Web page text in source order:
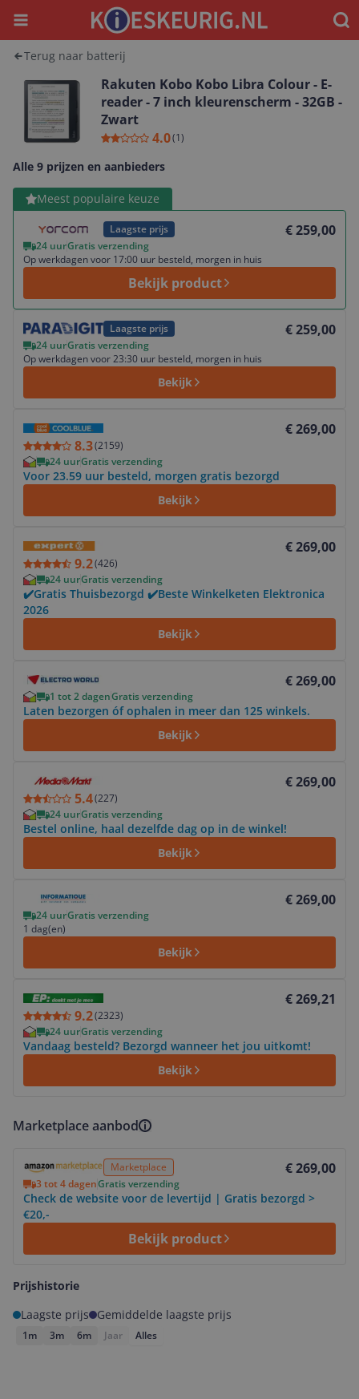
Menu
Terug naar batterij
Rakuten Kobo Kobo Libra Colour - E-
reader - 7 inch kleurenscherm - 32GB -
Zwart
4.0(1)
Alle 9 prijzen en aanbieders
Meest populaire keuze
Laagste prijs € 259,00
24 uurGratis verzending
Op werkdagen voor 17:00 uur besteld, morgen in huis
Bekijk product
Bekijk product
Laagste prijs € 259,00
24 uurGratis verzending
Op werkdagen voor 23:30 uur besteld, morgen in huis
Bekijk
Bekijk product
8.3(2159)
€ 269,00
24 uurGratis verzending
Voor 23.59 uur besteld, morgen gratis bezorgd
Bekijk
9.2(426)
€ 269,00
24 uurGratis verzending
✔️Gratis Thuisbezorgd ✔️Beste Winkelketen Elektronica
2026
Bekijk
€ 269,00
1 tot 2 dagenGratis verzending
Laten bezorgen óf ophalen in meer dan 125 winkels.
Bekijk
5.4(227)
€ 269,00
24 uurGratis verzending
Bestel online, haal dezelfde dag op in de winkel!
Bekijk
€ 269,00
24 uurGratis verzending
1 dag(en)
Bekijk
9.2(2323)
€ 269,21
24 uurGratis verzending
Vandaag besteld? Bezorgd wanneer het jou uitkomt!
Bekijk
Marketplace aanbod
Marketplace € 269,00
3 tot 4 dagenGratis verzending
Check de website voor de levertijd | Gratis bezorgd >
€20,-
Bekijk product
Prijshistorie
Laagste prijs
Gemiddelde laagste prijs
1m 3m 6m Jaar Alles